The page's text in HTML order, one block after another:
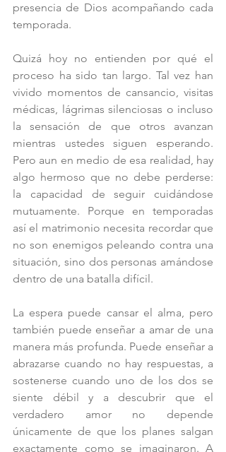
presencia de Dios acompañando cada
temporada.
Quizá hoy no entienden por qué el
proceso ha sido tan largo. Tal vez han
vivido momentos de cansancio, visitas
médicas, lágrimas silenciosas o incluso
la sensación de que otros avanzan
mientras ustedes siguen esperando.
Pero aun en medio de esa realidad, hay
algo hermoso que no debe perderse:
la capacidad de seguir cuidándose
mutuamente. Porque en temporadas
así el matrimonio necesita recordar que
no son enemigos peleando contra una
situación, sino dos personas amándose
dentro de una batalla difícil.
La espera puede cansar el alma, pero
también puede enseñar a amar de una
manera más profunda. Puede enseñar a
abrazarse cuando no hay respuestas, a
sostenerse cuando uno de los dos se
siente débil y a descubrir que el
verdadero amor no depende
únicamente de que los planes salgan
exactamente como se imaginaron. A